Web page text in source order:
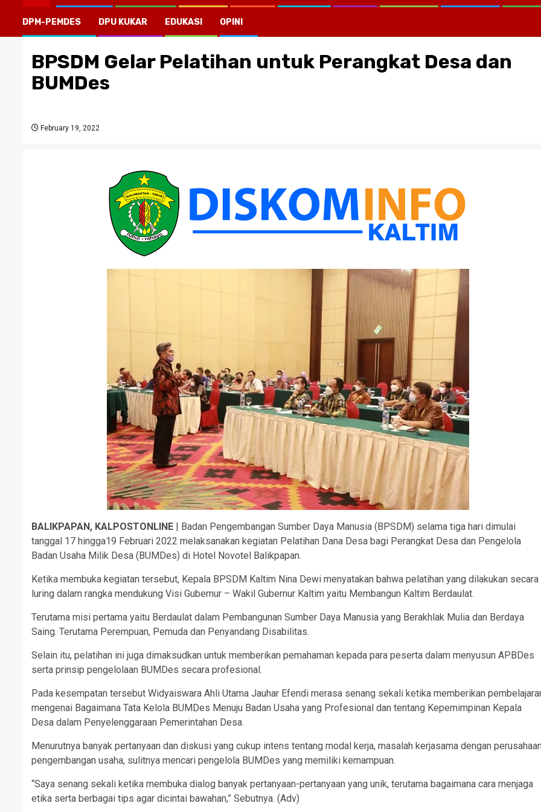
DPM-PEMDES DPU KUKAR EDUKASI OPINI
BPSDM Gelar Pelatihan untuk Perangkat Desa dan
BUMDes
February 19, 2022
BALIKPAPAN, KALPOSTONLINE | Badan Pengembangan Sumber Daya Manusia (BPSDM) selama tiga hari dimulai
tanggal 17 hingga19 Februari 2022 melaksanakan kegiatan Pelatihan Dana Desa bagi Perangkat Desa dan Pengelola
Badan Usaha Milik Desa (BUMDes) di Hotel Novotel Balikpapan.
Ketika membuka kegiatan tersebut, Kepala BPSDM Kaltim Nina Dewi menyatakan bahwa pelatihan yang dilakukan secara
luring dalam rangka mendukung Visi Gubernur – Wakil Gubernur Kaltim yaitu Membangun Kaltim Berdaulat.
Terutama misi pertama yaitu Berdaulat dalam Pembangunan Sumber Daya Manusia yang Berakhlak Mulia dan Berdaya
Saing. Terutama Perempuan, Pemuda dan Penyandang Disabilitas.
Selain itu, pelatihan ini juga dimaksudkan untuk memberikan pemahaman kepada para peserta dalam menyusun APBDes
serta prinsip pengelolaan BUMDes secara profesional.
Pada kesempatan tersebut Widyaiswara Ahli Utama Jauhar Efendi merasa senang sekali ketika memberikan
mengenai Bagaimana Tata Kelola BUMDes Menuju Badan Usaha yang Profesional dan tentang Kepemimpinan Kepala
Desa dalam Penyelenggaraan Pemerintahan Desa.
Menurutnya banyak pertanyaan dan diskusi yang cukup intens tentang modal kerja, masalah kerjasama dengan
pengembangan usaha, sulitnya mencari pengelola BUMDes yang memiliki kemampuan.
“Saya senang sekali ketika membuka dialog banyak pertanyaan-pertanyaan yang unik, terutama bagaimana cara menjaga
etika serta berbagai tips agar dicintai bawahan,” Sebutnya. (Adv)
August 2, 2026